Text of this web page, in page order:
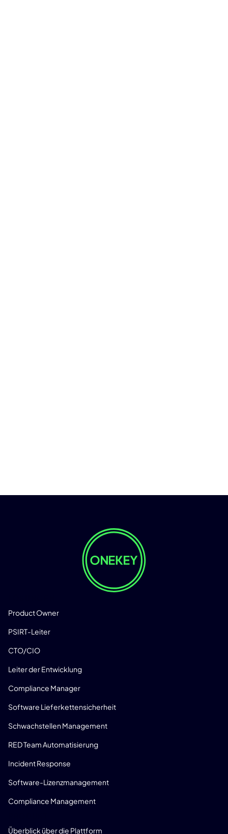
Product Owner
PSIRT-Leiter
CTO/CIO
Leiter der Entwicklung
Compliance Manager
Software Lieferkettensicherheit
Schwachstellen Management
RED Team Automatisierung
Incident Response
Software-Lizenzmanagement
Compliance Management
Überblick über die Plattform